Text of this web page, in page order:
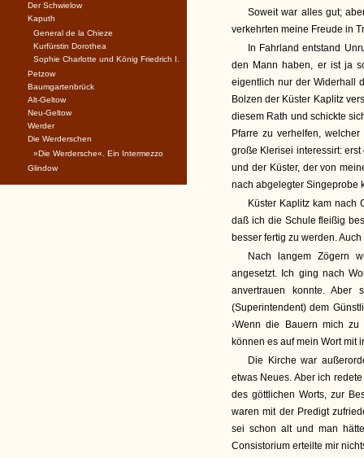
Soweit war alles gut;
verkehrten meine Freude in
In Fahrland entstand
den Mann haben, er ist ja
eigentlich nur der Widerhall
Bolzen der Küster Kaplitz
diesem Rath und schickte
Pfarre zu verhelfen,
große Klerisei interessirt:
und der Küster, der von
nach abgelegter Singeprobe
Küster Kaplitz kam nach
daß ich die Schule fleißig
besser fertig zu werden.
Nach langem Zögern
angesetzt. Ich ging nach
anvertrauen konnte.
(Superintendent) dem
›Wenn die Bauern mich
können es auf mein Wort mit
Die Kirche war
etwas Neues. Aber ich
des göttlichen Worts, zur
waren mit der Predigt
sei schon alt und man
Consistorium erteilte mir
Der Schwielow
Kaputh
General de la Chieze
Kurfürstin Dorothea
Sophie Charlotte und König Friedrich I.
Petzow
Baumgartenbrück
Alt-Geltow
Neu-Geltow
Werder
Die Werderschen
»Die Werdersche«. Ein Intermezzo
Glindow